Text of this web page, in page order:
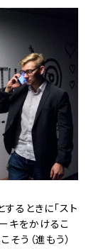
るときに「スト
キをかけるこ
う（進もう）